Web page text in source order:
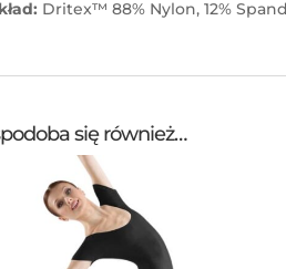
Dritex™ 88% Nylon, 12%
się również…